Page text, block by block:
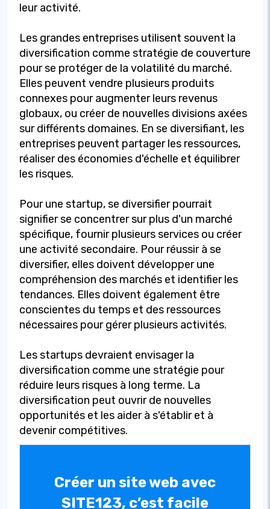
leur activité.
Les grandes entreprises utilisent souvent la
diversification comme stratégie de couverture
pour se protéger de la volatilité du marché.
Elles peuvent vendre plusieurs produits
connexes pour augmenter leurs revenus
globaux, ou créer de nouvelles divisions axées
sur différents domaines. En se diversifiant, les
entreprises peuvent partager les ressources,
réaliser des économies d'échelle et équilibrer
les risques.
Pour une startup, se diversifier pourrait
signifier se concentrer sur plus d'un marché
spécifique, fournir plusieurs services ou créer
une activité secondaire. Pour réussir à se
diversifier, elles doivent développer une
compréhension des marchés et identifier les
tendances. Elles doivent également être
conscientes du temps et des ressources
nécessaires pour gérer plusieurs activités.
Les startups devraient envisager la
diversification comme une stratégie pour
réduire leurs risques à long terme. La
diversification peut ouvrir de nouvelles
opportunités et les aider à s'établir et à
devenir compétitives.
Créer un site web avec
SITE123, c’est facile